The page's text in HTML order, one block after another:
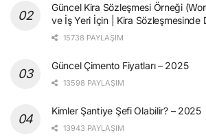
Güncel Kira Sözleşmesi Örneği
ve İş Yeri İçin | Kira Sözleşmesinde
15738 PAYLAŞIM
Güncel Çimento Fiyatları – 2025
13598 PAYLAŞIM
Kimler Şantiye Şefi Olabilir? – 2025
13943 PAYLAŞIM